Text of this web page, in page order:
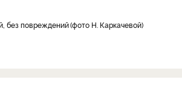
без повреждений фото Н. Каркачевой